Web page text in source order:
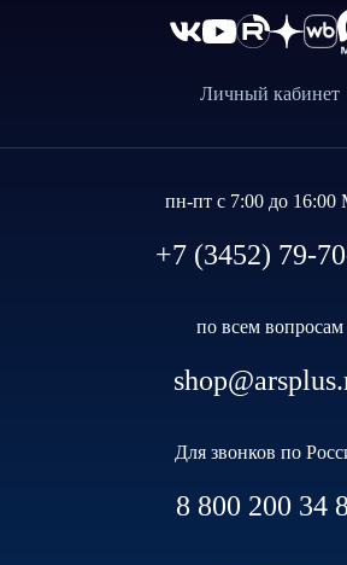
Личный кабинет
пн-пт с 7:00 до 16:00
+7 (3452) 79-
по всем вопросам
Для звонков по
8 800 200 34